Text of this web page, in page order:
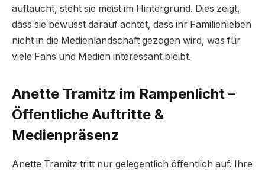
auftaucht, steht sie meist im Hintergrund. Dies zeigt,
dass sie bewusst darauf achtet, dass ihr Familienleben
nicht in die Medienlandschaft gezogen wird, was für
viele Fans und Medien interessant bleibt.
Anette Tramitz im Rampenlicht –
Öffentliche Auftritte &
Medienpräsenz
Anette Tramitz tritt nur gelegentlich öffentlich auf. Ihre